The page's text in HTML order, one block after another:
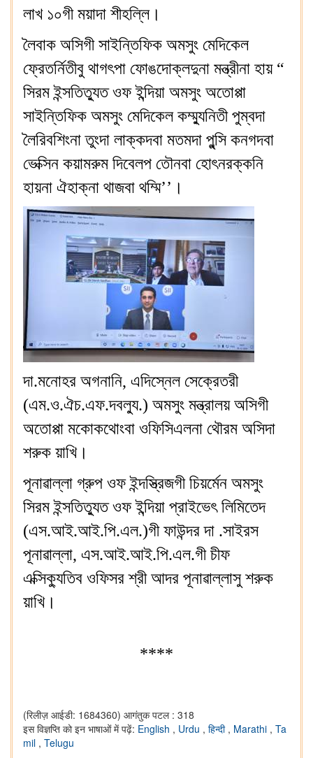
লাখ ১০গী ময়াদা শীহল্লি।
লৈবাক অসিগী সাইন্তিফিক অমসুং মেদিকেল
ফ্রেতর্নিতীবু থাগৎপা ফোঙদোক্লদুনা মন্ত্রীনা হায় “
সিরম ইন্সতিত্যুত ওফ ইন্দিয়া অমসুং অতোপ্পা
সাইন্তিফিক অমসুং মেদিকেল কম্ম্যুনিতী পুম্বদা
লৈরিবশিংনা তুংদা লাক্কদবা মতমদা পুন্সি কনগদবা
ভেক্সিন কয়ামরুম দিবেলপ তৌনবা হোৎনরক্কনি
হায়না ঐহাক্না থাজবা থম্মি’’।
দা.মনোহর অগনানি, এদিস্নেল সেক্রেতরী
(এম.ও.ঐচ.এফ.দবল্যু.) অমসুং মন্ত্রালয় অসিগী
অতোপ্পা মকোকথোংবা ওফিসিএলনা থৌরম অসিদা
শরুক য়াখি।
পূনাৱাল্লা গ্রুপ ওফ ইন্দস্ত্রিজগী চিয়র্মেন অমসুং
সিরম ইন্সতিত্যুত ওফ ইন্দিয়া প্রাইভেৎ লিমিতেদ
(এস.আই.আই.পি.এল.)গী ফাউন্দর দা .সাইরস
পূনাৱাল্লা, এস.আই.আই.পি.এল.গী চীফ
এক্সিক্যুতিব ওফিসর শ্রী আদর পূনাৱাল্লাসু শরুক
য়াখি।
****
(रिलीज़ आईडी: 1684360) आगंतुक पटल : 318
इस विज्ञप्ति को इन भाषाओं में पढ़ें: English , Urdu , हिन्दी , Marathi , Ta
mil , Telugu